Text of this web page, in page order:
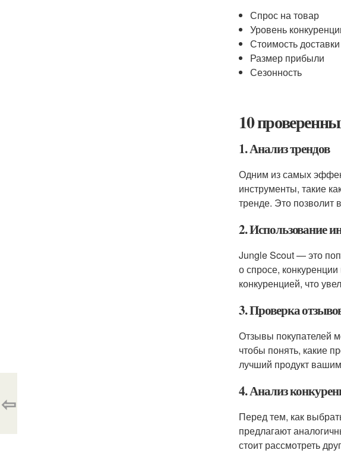
Спрос на товар
Уровень
Стоимость доставки
Размер прибыли
Сезонность
10
1. Анализ трендов
Одним из самых
инструменты, такие
тренде. Это позволит
2. Использование
Jungle Scout — это
о спросе,
конкуренцией, что
3. Проверка
Отзывы покупателей
чтобы понять, какие
лучший продукт
4. Анализ
Перед тем, как
предлагают
стоит рассмотреть
⇦